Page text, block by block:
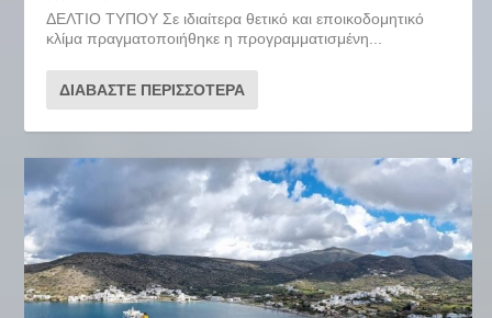
ΔΕΛΤΙΟ ΤΥΠΟΥ Σε ιδιαίτερα θετικό και εποικοδομητικό
κλίμα πραγματοποιήθηκε η προγραμματισμένη...
ΔΙΑΒΆΣΤΕ ΠΕΡΙΣΣΌΤΕΡΑ